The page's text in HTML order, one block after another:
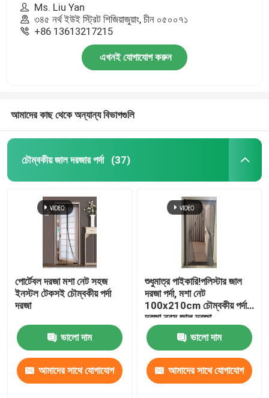
Ms. Liu Yan
৩৪৫ নর্থ ইউই স্ট্রিট শিজিয়াজুয়াং, চীন ০৫০০৭১
+86 13613217215
এখনই যোগাযোগ করুন
আমাদের কাছ থেকে অন্যান্য বিভাগগুলি
চৌম্বকীয় জাল দরজার পর্দা (37)
পোর্টেবল দরজা মশা নেট সহজ
ইনস্টল টেকসই চৌম্বকীয় পর্দা
দরজা
ভালো দাম
আমাদের সাথে যোগাযোগ
শুধুমাত্র পাইকারি!পলিস্টার জাল
দরজা পর্দা, মশা নেট
100x210cm চৌম্বকীয় পর্দা
দরজা নরম জাল দরজা
ভালো দাম
আমাদের সাথে যোগাযোগ